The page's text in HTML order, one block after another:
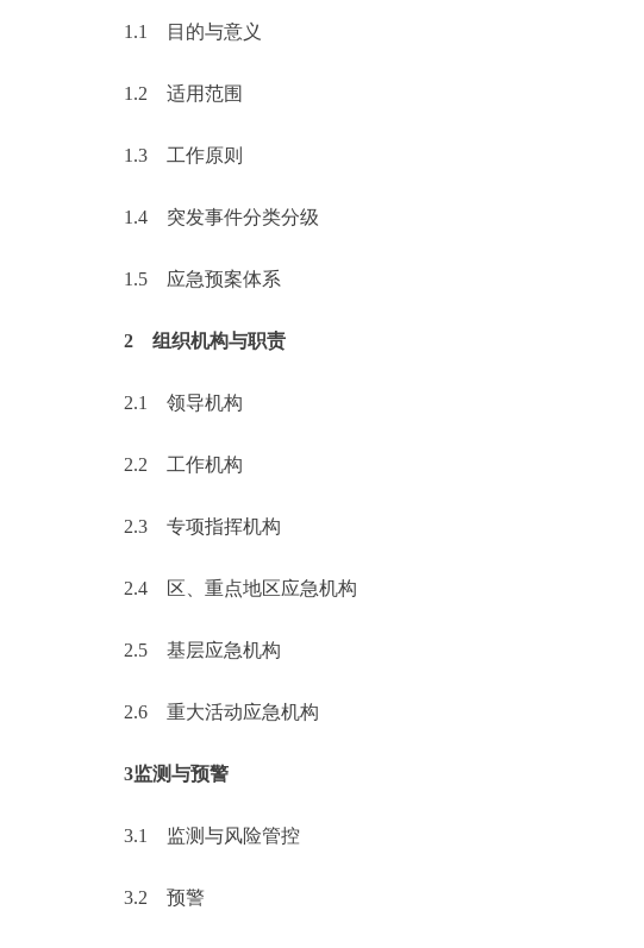
1.1 目的与意义
1.2 适用范围
1.3 工作原则
1.4 突发事件分类分级
1.5 应急预案体系
2 组织机构与职责
2.1 领导机构
2.2 工作机构
2.3 专项指挥机构
2.4 区、重点地区应急机构
2.5 基层应急机构
2.6 重大活动应急机构
3监测与预警
3.1 监测与风险管控
3.2 预警